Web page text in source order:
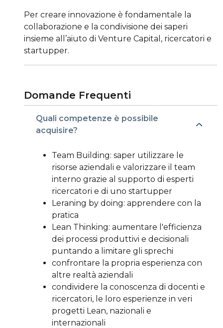
Per creare innovazione è fondamentale la
collaborazione e la condivisione dei saperi
insieme all’aiuto di Venture Capital, ricercatori e
startupper.
Domande Frequenti
Quali competenze è possibile
acquisire?
Team Building: saper utilizzare le
risorse aziendali e valorizzare il team
interno grazie al supporto di esperti
ricercatori e di uno startupper
Leraning by doing: apprendere con la
pratica
Lean Thinking: aumentare l'efficienza
dei processi produttivi e decisionali
puntando a limitare gli sprechi
confrontare la propria esperienza con
altre realtà aziendali
condividere la conoscenza di docenti e
ricercatori, le loro esperienze in veri
progetti Lean, nazionali e
internazionali